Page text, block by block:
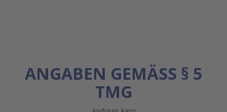
ANGABEN GEMÄSS § 5 T
MG